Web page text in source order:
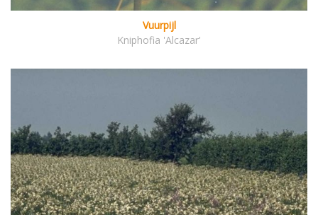
Vuurpijl
Kniphofia 'Alcazar'